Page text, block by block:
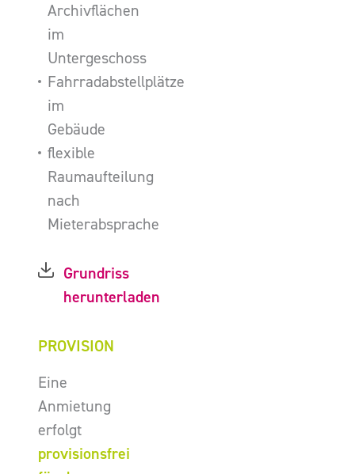
Archivflächen
im
Untergeschoss
Fahrradabstellplätze
im
Gebäude
flexible
Raumaufteilung
nach
Mieterabsprache
Grundriss
herunterladen
PROVISION
Eine
Anmietung
erfolgt
provisionsfrei